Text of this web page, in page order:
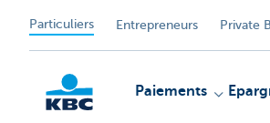
Particuliers Entrepreneurs Private
Paiements